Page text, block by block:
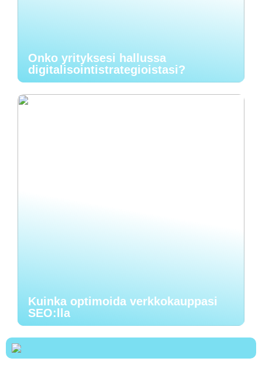
Onko yrityksesi hallussa
digitalisointistrategioistasi?
Kuinka optimoida verkkokauppasi
SEO:lla